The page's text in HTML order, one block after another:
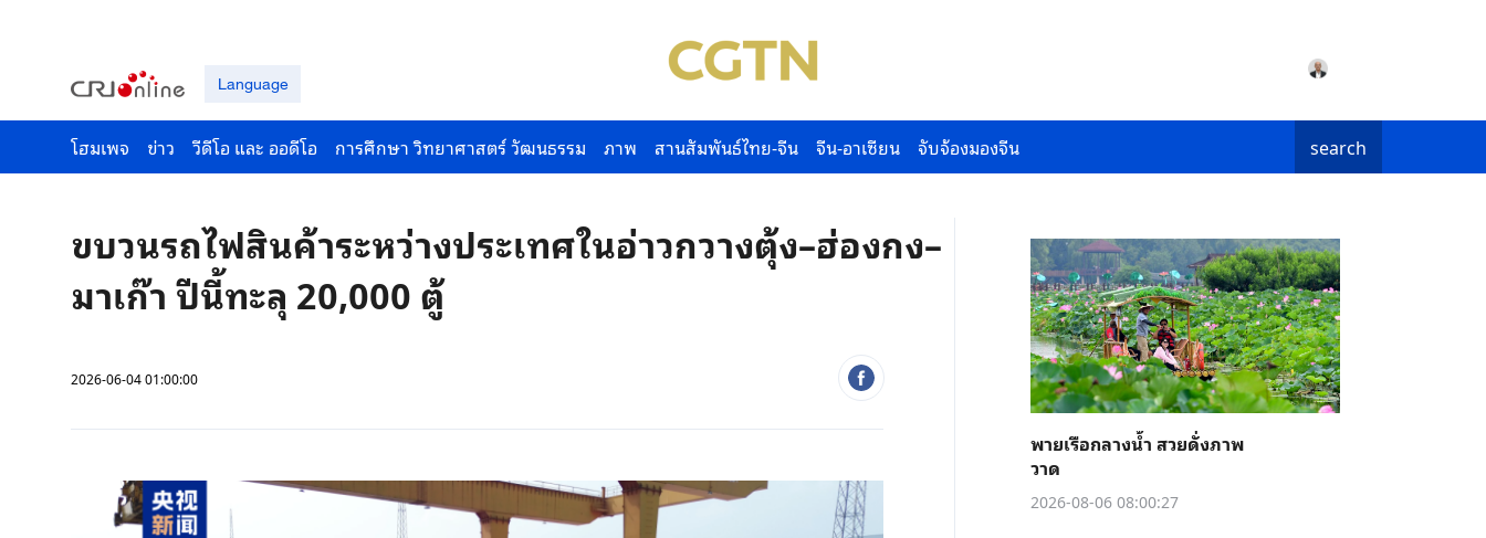
Language
โฮมเพจ ข่าว วีดีโอ และ ออดีโอ การศึกษา วิทยาศาสตร์ วัฒนธรรม ภาพ สานสัมพันธ์ไทย-จีน จีน-อาเซียน จับจ้องมองจีน search
ขบวนรถไฟสินค้าระหว่างประเทศในอ่าวกวางตุ้ง–ฮ่องกง–
มาเก๊า ปีนี้ทะลุ 20,000 ตู้
2026-06-04 01:00:00
พายเรือกลางน้ำ สวยดั่งภาพ
วาด
2026-08-06 08:00:27